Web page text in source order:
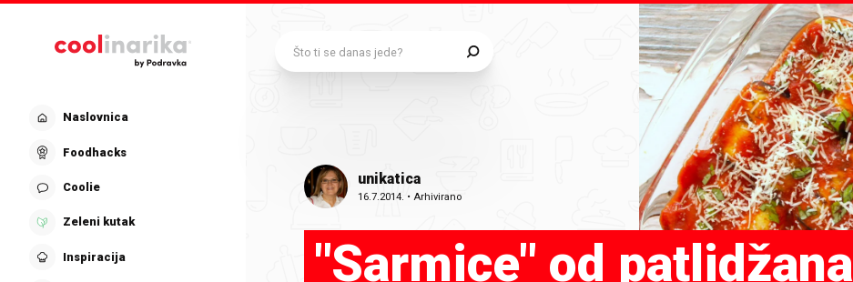
Naslovnica
Foodhacks
Coolie
Zeleni kutak
Inspiracija
unikatica
16.7.2014. •Arhivirano
"Sarmice" od patlidžana
Što ti se danas jede?